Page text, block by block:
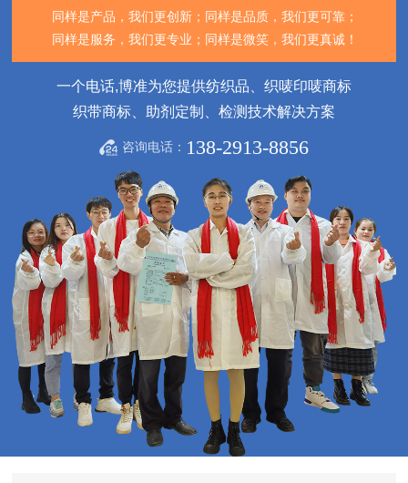
同样是产品，我们更创新； 同样是品质，我们更可靠；
同样是服务，我们更专业； 同样是微笑，我们更真诚！
一个电话,博准为您提供纺织品、织唛印唛商标
织带商标、助剂定制、检测技术解决方案
咨询电话： 138-2913-8856